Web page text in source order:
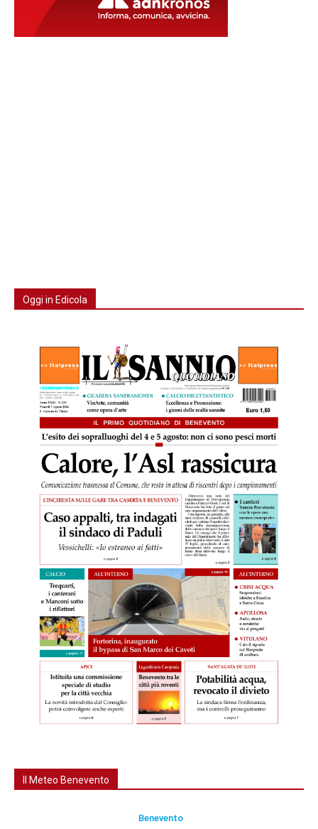
Oggi in Edicola
Il Meteo Benevento